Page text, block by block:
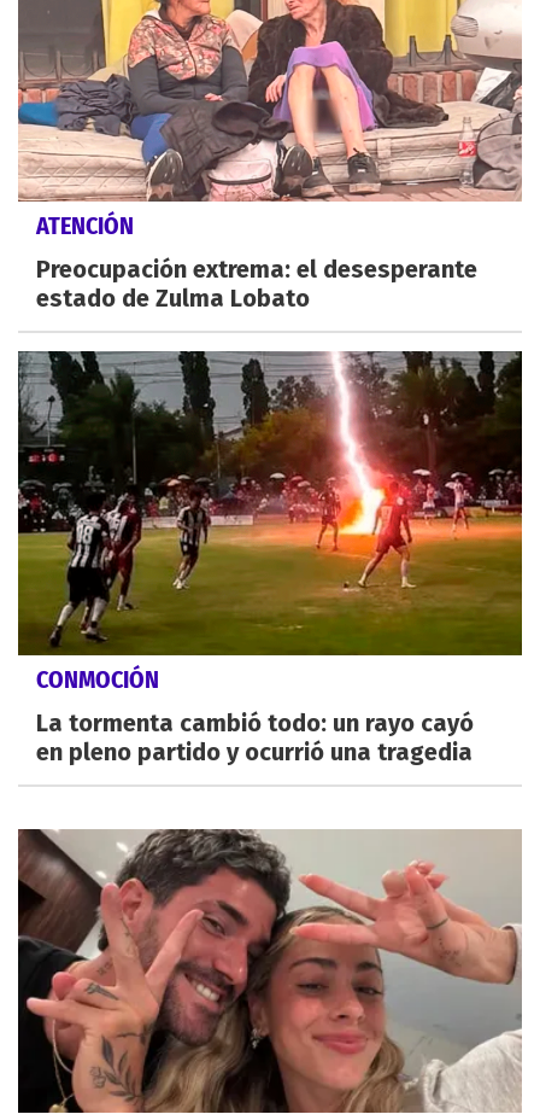
ATENCIÓN
Preocupación extrema: el desesperante
estado de Zulma Lobato
CONMOCIÓN
La tormenta cambió todo: un rayo cayó
en pleno partido y ocurrió una tragedia